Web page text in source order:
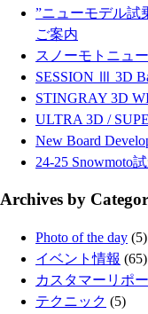
”ニューモデル試
ご案内
スノーモトニュ
SESSION Ⅲ 3D
STINGRAY 3D
ULTRA 3D /
New Board
24-25 Snowmoto
Archives by
Photo of the day (5)
イベント情報 (65)
カスタマーリポ
テクニック (5)